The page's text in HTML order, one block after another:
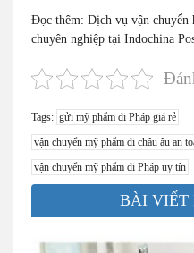
Đọc thêm: Dịch vụ vận chuyển
chuyên nghiệp tại Indochina
Tags: gửi mỹ phẩm đi Pháp giá rẻ
vận chuyển mỹ phẩm đi châu âu an
vận chuyển mỹ phẩm đi Pháp uy tín
BÀI VIẾT